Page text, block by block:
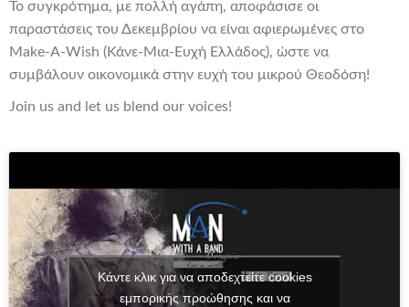
Το συγκρότημα, με πολλή αγάπη, αποφάσισε οι
παραστάσεις του Δεκεμβρίου να είναι αφιερωμένες στο
Make-A-Wish (Κάνε-Μια-Ευχή Ελλάδος), ώστε να
συμβάλουν οικονομικά στην ευχή του μικρού Θεοδόση!
Join us and let us blend our voices!
Κάντε κλικ για να αποδεχτείτε cookies
εμπορικής προώθησης και να